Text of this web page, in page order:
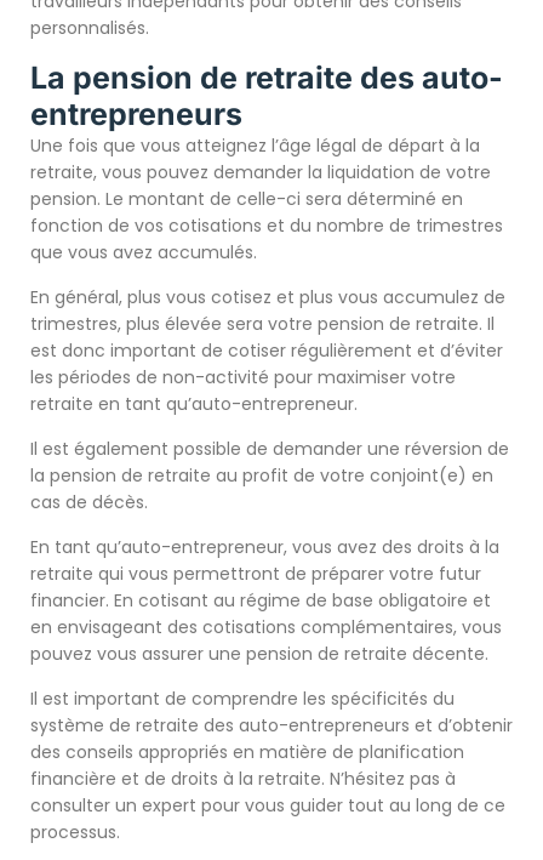
personnalisés.
La pension de retraite des auto-
entrepreneurs
Une fois que vous atteignez l’âge légal de départ à la
retraite, vous pouvez demander la liquidation de votre
pension. Le montant de celle-ci sera déterminé en
fonction de vos cotisations et du nombre de trimestres
que vous avez accumulés.
En général, plus vous cotisez et plus vous accumulez de
trimestres, plus élevée sera votre pension de retraite. Il
est donc important de cotiser régulièrement et d’éviter
les périodes de non-activité pour maximiser votre
retraite en tant qu’auto-entrepreneur.
Il est également possible de demander une réversion de
la pension de retraite au profit de votre conjoint(e) en
cas de décès.
En tant qu’auto-entrepreneur, vous avez des droits à la
retraite qui vous permettront de préparer votre futur
financier. En cotisant au régime de base obligatoire et
en envisageant des cotisations complémentaires, vous
pouvez vous assurer une pension de retraite décente.
Il est important de comprendre les spécificités du
système de retraite des auto-entrepreneurs et d’obtenir
des conseils appropriés en matière de planification
financière et de droits à la retraite. N’hésitez pas à
consulter un expert pour vous guider tout au long de ce
processus.